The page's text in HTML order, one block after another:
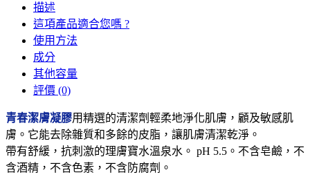
描述
這項產品適合您嗎 ?
使用方法
成分
其他容量
評價 (0)
青春潔膚凝膠用精選的清潔劑輕柔地淨化肌膚，顧及敏感肌
膚。它能去除雜質和多餘的皮脂，讓肌膚清潔乾淨。
帶有舒緩，抗刺激的理膚寶水溫泉水。 pH 5.5。不含皂鹼，不
含酒精，不含色素，不含防腐劑。